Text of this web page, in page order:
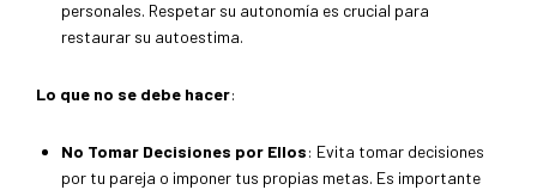
personales. Respetar su autonomía es crucial para
restaurar su autoestima.
Lo que no se debe hacer:
No Tomar Decisiones por Ellos: Evita tomar decisiones
por tu pareja o imponer tus propias metas. Es importante